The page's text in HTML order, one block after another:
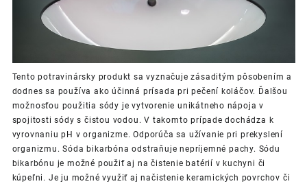
Tento potravinársky produkt sa vyznačuje zásaditým pôsobením a
dodnes sa používa ako účinná prísada pri pečení koláčov. Ďalšou
možnosťou použitia sódy je vytvorenie unikátneho nápoja v
spojitosti sódy s čistou vodou. V takomto prípade dochádza k
vyrovnaniu pH v organizme. Odporúča sa užívanie pri prekyslení
organizmu.Sóda bikarbóna odstraňuje nepríjemné pachy. Sódu
bikarbónu je možné použiť aj na čistenie batérií v kuchyni či
kúpeľni. Je ju možné využiť aj načistenie keramických povrchov či